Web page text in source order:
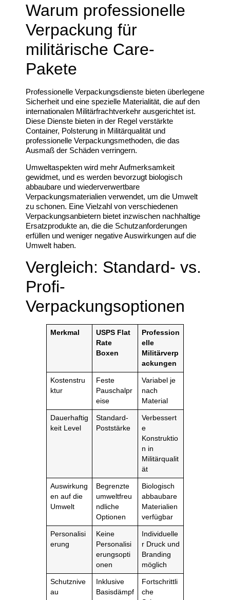
Warum professionelle
Verpackung für
militärische Care-
Pakete
Professionelle Verpackungsdienste bieten überlegene
Sicherheit und eine spezielle Materialität, die auf den
internationalen Militärfrachtverkehr ausgerichtet ist.
Diese Dienste bieten in der Regel verstärkte
Container, Polsterung in Militärqualität und
professionelle Verpackungsmethoden, die das
Ausmaß der Schäden verringern.
Umweltaspekten wird mehr Aufmerksamkeit
gewidmet, und es werden bevorzugt biologisch
abbaubare und wiederverwertbare
Verpackungsmaterialien verwendet, um die Umwelt
zu schonen. Eine Vielzahl von verschiedenen
Verpackungsanbietern bietet inzwischen nachhaltige
Ersatzprodukte an, die die Schutzanforderungen
erfüllen und weniger negative Auswirkungen auf die
Umwelt haben.
Vergleich: Standard- vs.
Profi-
Verpackungsoptionen
Merkmal
USPS Flat
Rate
Boxen
Profession
elle
Militärverp
ackungen
Kostenstru
ktur
Feste
Pauschalpr
eise
Variabel je
nach
Material
Dauerhaftig
keit Level
Standard-
Poststärke
Verbessert
e
Konstruktio
n in
Militärqualit
ät
Auswirkung
en auf die
Umwelt
Begrenzte
umweltfreu
ndliche
Optionen
Biologisch
abbaubare
Materialien
verfügbar
Personalisi
erung
Keine
Personalisi
erungsopti
onen
Individuelle
r Druck und
Branding
möglich
Schutznive
au
Inklusive
Basisdämpf
Fortschrittli
che